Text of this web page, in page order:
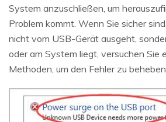
System anzuschließen, um
Problem kommt. Wenn Sie sicher
nicht vom USB-Gerät ausgeht,
oder am System liegt, versuchen Sie
Methoden, um den Fehler zu